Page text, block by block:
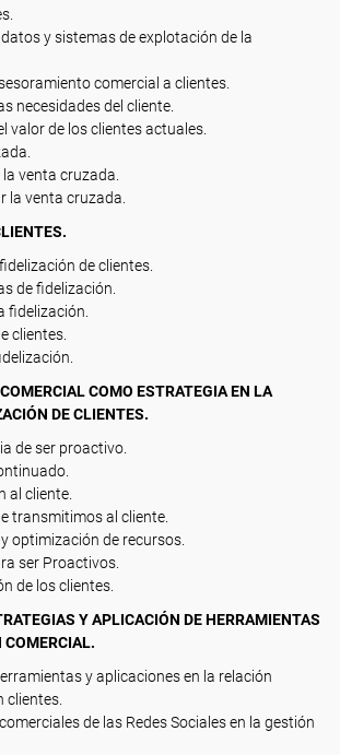
y sistemas de explotación de la
comercial a clientes.
necesidades del cliente.
valor de los clientes actuales.
venta cruzada.
la venta cruzada.
de clientes.
de fidelización.
fidelización.
clientes.
COMO ESTRATEGIA EN LA
DE CLIENTES.
de ser proactivo.
al cliente.
transmitimos al cliente.
optimización de recursos.
ser Proactivos.
de los clientes.
Y APLICACIÓN DE HERRAMIENTAS
COMERCIAL.
y aplicaciones en la relación
clientes.
de las Redes Sociales en la gestión